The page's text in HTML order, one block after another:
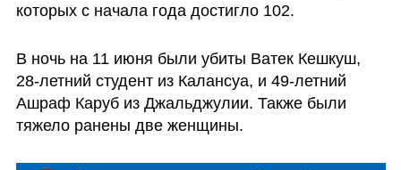
которых с начала года достигло 102.
В ночь на 11 июня были убиты Ватек Кешкуш,
28-летний студент из Калансуа, и 49-летний
Ашраф Каруб из Джальджулии. Также были
тяжело ранены две женщины.